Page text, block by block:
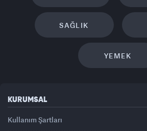
SAĞLIK
YEMEK
KURUMSAL
Kullanım Şartları